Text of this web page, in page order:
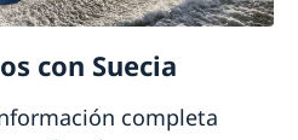
con Suecia
completa